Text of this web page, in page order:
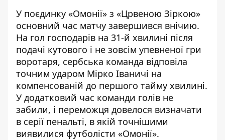
У поєдинку «Омонії» з «Црвеною Зіркою»
основний час матчу завершився внічию.
На гол господарів на 31-й хвилині після
подачі кутового і не зовсім упевненої гри
воротаря, сербська команда відповіла
точним ударом Мірко Іваничі на
компенсованій до першого тайму хвилині.
У додатковий час команди голів не
забили, і переможця довелося визначати
в серії пенальті, в якій точнішими
виявилися футболісти «Омонії».